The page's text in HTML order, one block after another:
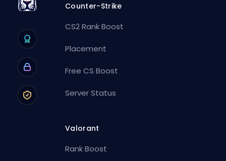
Counter-Strike
CS2 Rank Boost
Placement
Free CS Boost
Server Status
Valorant
Rank Boost